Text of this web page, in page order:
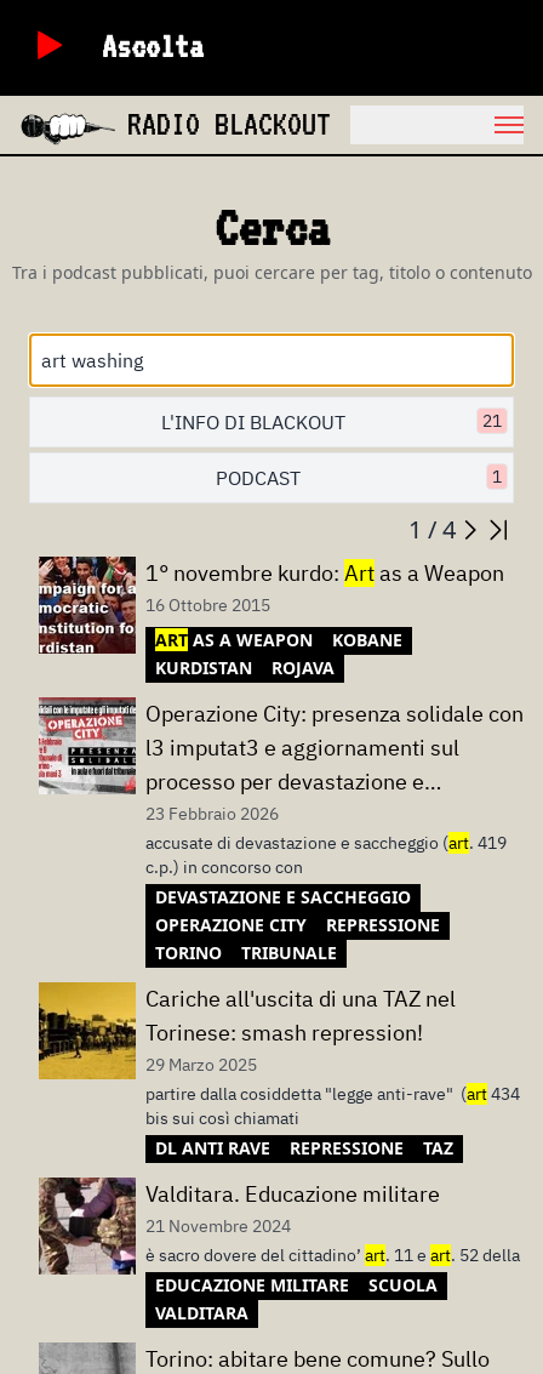
Ascolta
RADIO BLACKOUT
Cerca
Tra i podcast pubblicati, puoi cercare per tag, titolo o contenuto
L'INFO DI BLACKOUT 21
PODCAST 1
1 / 4
1° novembre kurdo: Artas a Weapon
16 Ottobre 2015
ART AS A WEAPON
KOBANE
KURDISTAN
ROJAVA
Operazione City: presenza solidale con
l3 imputat3 e aggiornamenti sul
processo per devastazione e
saccheggio
23 Febbraio 2026
accusate di devastazione e saccheggio (art. 419
c.p.) in concorso con
DEVASTAZIONE E SACCHEGGIO
OPERAZIONE CITY
REPRESSIONE
TORINO
TRIBUNALE
Cariche all'uscita di una TAZ nel
Torinese: smash repression!
29 Marzo 2025
partire dalla cosiddetta "legge anti-rave" (art434
bis sui così chiamati
DL ANTI RAVE REPRESSIONE TAZ
Valditara. Educazione militare
21 Novembre 2024
è sacro dovere del cittadino’ art. 11 e art. 52 della
EDUCAZIONE MILITARE
SCUOLA
VALDITARA
Torino: abitare bene comune? Sullo